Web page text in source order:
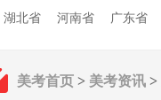
湖北省
河南省 广东省
美考首页 > 美考资讯 >